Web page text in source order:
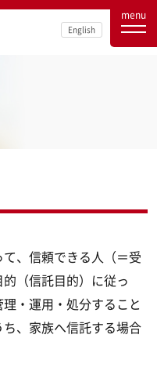
English
menu
、信頼できる人（＝受
（信託目的）に従っ
・運用・処分すること
、家族へ信託する場合